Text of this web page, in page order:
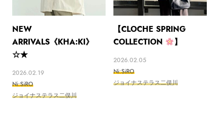
NEW
ARRIVALS《KHA:KI》
☆★
2026.02.19
Ni:SiRO
ジョイナステラス二俣川
【CLOCHE SPRING
COLLECTION
】
2026.02.05
Ni:SiRO
ジョイナステラス二俣川